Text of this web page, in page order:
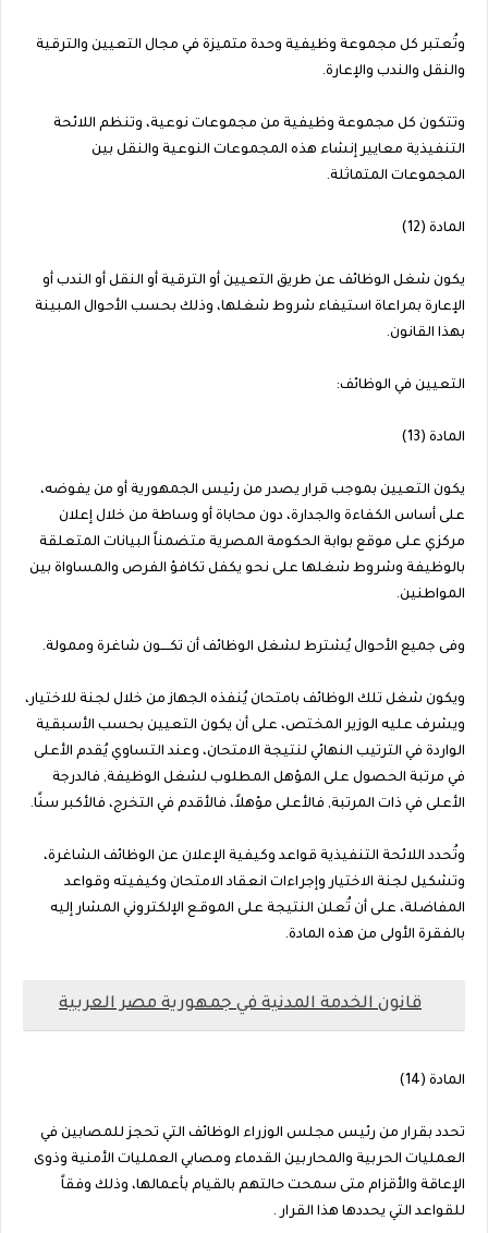
وتُعتبر كل مجموعة وظيفية وحدة متميزة في مجال التعيين والترقية
والنقل والندب والإعارة.
وتتكون كل مجموعة وظيفية من مجموعات نوعية، وتنظم اللائحة
التنفيذية معايير إنشاء هذه المجموعات النوعية والنقل بين
المجموعات المتماثلة.
المادة (12)
يكون شغل الوظائف عن طريق التعيين أو الترقية أو النقل أو الندب أو
الإعارة بمراعاة استيفاء شروط شغلها، وذلك بحسب الأحوال المبينة
بهذا القانون.
التعيين في الوظائف:
المادة (13)
يكون التعيين بموجب قرار يصدر من رئيس الجمهورية أو من يفوضه،
على أساس الكفاءة والجدارة، دون محاباة أو وساطة من خلال إعلان
مركزي على موقع بوابة الحكومة المصرية متضمناً البيانات المتعلقة
بالوظيفة وشروط شغلها على نحو يكفل تكافؤ الفرص والمساواة بين
المواطنين.
وفى جميع الأحوال يُشترط لشغل الوظائف أن تكــــون شاغرة وممولة.
ويكون شغل تلك الوظائف بامتحان يُنفذه الجهاز من خلال لجنة للاختيار،
ويشرف عليه الوزير المختص، على أن يكون التعيين بحسب الأسبقية
الواردة في الترتيب النهائي لنتيجة الامتحان، وعند التساوي يُقدم الأعلى
في مرتبة الحصول على المؤهل المطلوب لشغل الوظيفة, فالدرجة
الأعلى في ذات المرتبة, فالأعلى مؤهلاً، فالأقدم في التخرج، فالأكبر سنًا.
وتُحدد اللائحة التنفيذية قواعد وكيفية الإعلان عن الوظائف الشاغرة،
وتشكيل لجنة الاختيار وإجراءات انعقاد الامتحان وكيفيته وقواعد
المفاضلة، على أن تُعلن النتيجة على الموقـع الإلكتروني المشار إليه
بالفقرة الأولى من هذه المادة.
قانون الخدمة المدنية في جمهورية مصر العربية
المادة (14)
تحدد بقرار من رئيس مجلس الوزراء الوظائف التي تحجز للمصابين في
العمليات الحربية والمحاربين القدماء ومصابي العمليات الأمنية وذوى
الإعاقة والأقزام متى سمحت حالتهم بالقيام بأعمالها، وذلك وفقاً
للقواعد التي يحددها هذا القرار .